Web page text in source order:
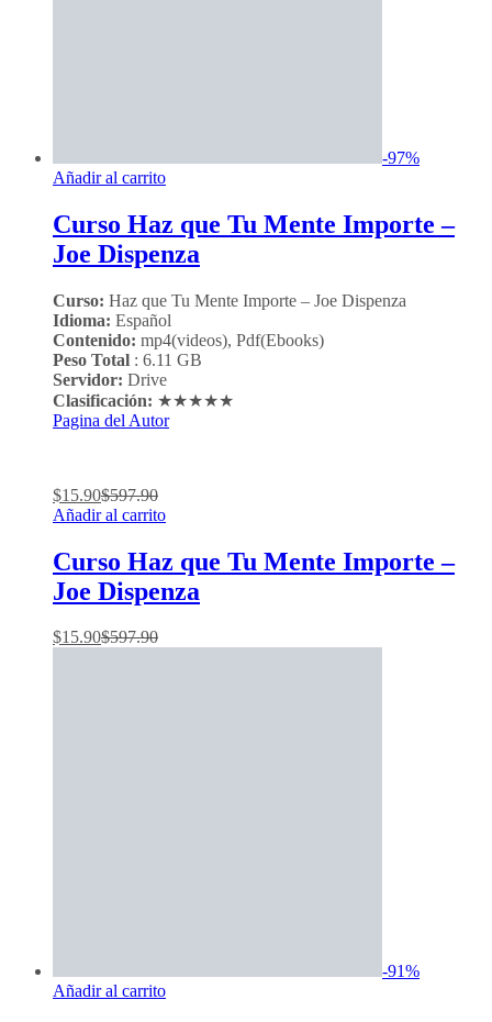
-97%
Añadir al carrito
Curso Haz que Tu Mente Importe –
Joe Dispenza
Curso: Haz que Tu Mente Importe – Joe Dispenza
Idioma: Español
Contenido: mp4(videos), Pdf(Ebooks)
Peso Total : 6.11 GB
Servidor: Drive
Clasificación: ★★★★★
Pagina del Autor
$15.90$597.90
Añadir al carrito
Curso Haz que Tu Mente Importe –
Joe Dispenza
$15.90$597.90
-91%
Añadir al carrito